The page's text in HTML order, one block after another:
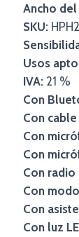
Ancho
SKU:
Usos
IVA: 21 %
Con
Con
Con
Con
Con radio
Con
Con
Con luz